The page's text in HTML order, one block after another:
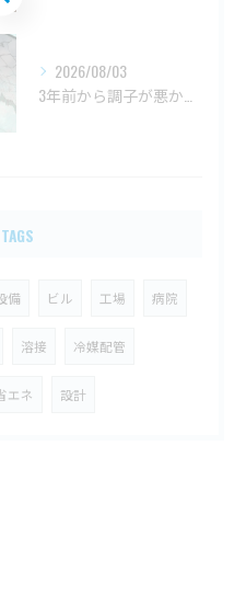
2026/08/03
TAGS
備 ビル 工場 病院
溶接 冷媒配管
エネ 設計